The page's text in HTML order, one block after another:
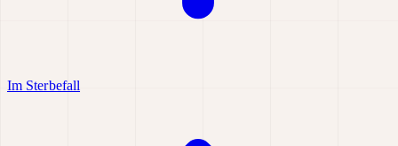
Im Sterbefall